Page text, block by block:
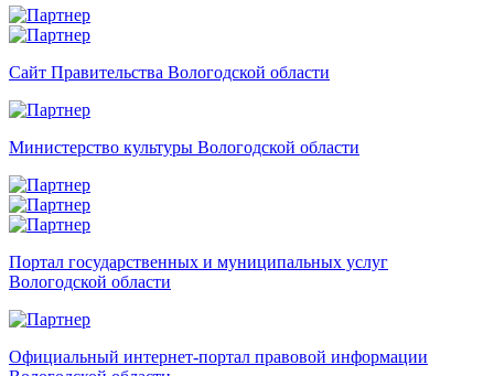
Сайт Правительства Вологодской области
Министерство культуры Вологодской области
Портал государственных и муниципальных услуг
Вологодской области
Официальный интернет-портал правовой информации